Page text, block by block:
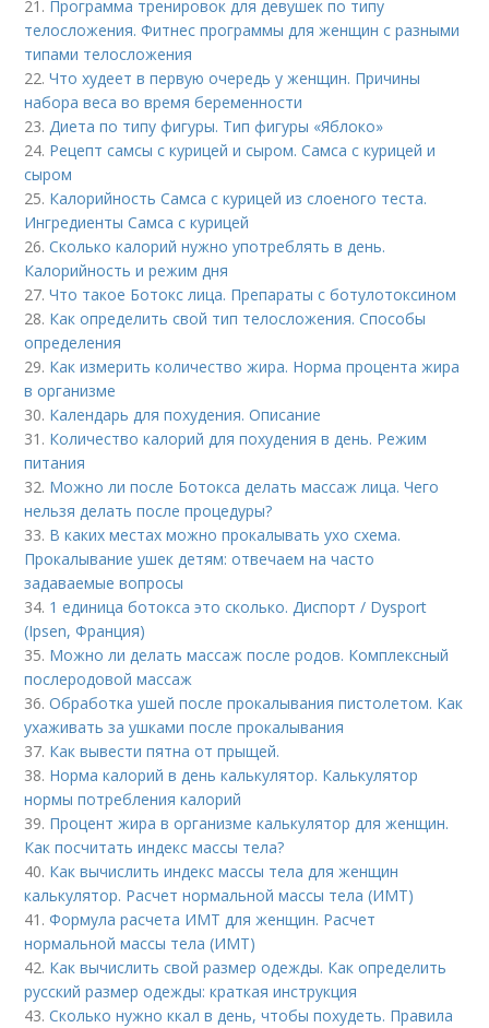
21. Программа тренировок для девушек по типу
телосложения. Фитнес программы для женщин с разными
типами телосложения
22.Что худеет в первую очередь у женщин. Причины
набора веса во время беременности
23.Диета по типу фигуры. Тип фигуры «Яблоко»
24. Рецепт самсы с курицей и сыром. Самса с курицей и
сыром
25. Калорийность Самса с курицей из слоеного теста.
Ингредиенты Самса с курицей
26.Сколько калорий нужно употреблять в день.
Калорийность и режим дня
27.Что такое Ботокс лица. Препараты с ботулотоксином
28. Как определить свой тип телосложения. Способы
определения
29. Как измерить количество жира. Норма процента жира
в организме
30. Календарь для похудения. Описание
31. Количество калорий для похудения в день. Режим
питания
32. Можно ли после Ботокса делать массаж лица. Чего
нельзя делать после процедуры?
33. В каких местах можно прокалывать ухо схема.
Прокалывание ушек детям: отвечаем на часто
задаваемые вопросы
34. 1 единица ботокса это сколько. Диспорт / Dysport
(Ipsen, Франция)
35. Можно ли делать массаж после родов. Комплексный
послеродовой массаж
36.Обработка ушей после прокалывания пистолетом. Как
ухаживать за ушками после прокалывания
37. Как вывести пятна от прыщей.
38. Норма калорий в день калькулятор. Калькулятор
нормы потребления калорий
39. Процент жира в организме калькулятор для женщин.
Как посчитать индекс массы тела?
40. Как вычислить индекс массы тела для женщин
калькулятор. Расчет нормальной массы тела (ИМТ)
41.Формула расчета ИМТ для женщин. Расчет
нормальной массы тела (ИМТ)
42. Как вычислить свой размер одежды. Как определить
русский размер одежды: краткая инструкция
43.Сколько нужно ккал в день, чтобы похудеть. Правила